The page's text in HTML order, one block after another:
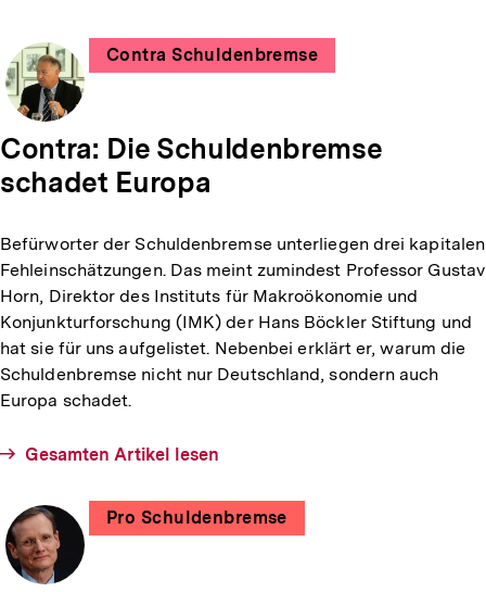
Contra Schuldenbremse
Contra: Die Schuldenbremse
schadet Europa
von
Dr.
Mehrdad
Payandeh
Befürworter der Schuldenbremse unterliegen drei kapitalen
Fehleinschätzungen. Das meint zumindest Professor Gustav
Horn, Direktor des Instituts für Makroökonomie und
Konjunkturforschung (IMK) der Hans Böckler Stiftung und
hat sie für uns aufgelistet. Nebenbei erklärt er, warum die
Schuldenbremse nicht nur Deutschland, sondern auch
Europa schadet.
Gesamten Artikel lesen
Pro Schuldenbremse